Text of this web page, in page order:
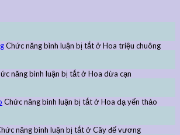
Chức năng bình luận bị tắtở Hoa triệu chuông
năng bình luận bị tắtở Hoa dừa cạn
Chức năng bình luận bị tắtở Hoa dạ yến thảo
năng bình luận bị tắtở Cây đế vương